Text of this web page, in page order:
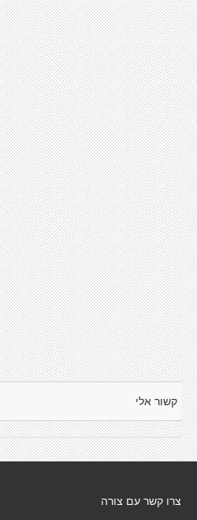
קשור אלי
צרו קשר עם צורה